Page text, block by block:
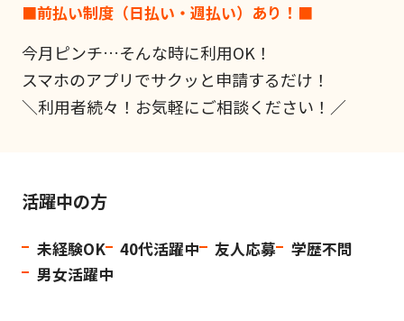
■前払い制度（日払い・週払い）あり！■
今月ピンチ…そんな時に利用OK！
スマホのアプリでサクッと申請するだけ！
＼利用者続々！お気軽にご相談ください！／
活躍中の方
未経験OK 40代活躍中 友人応募
学歴不問
男女活躍中